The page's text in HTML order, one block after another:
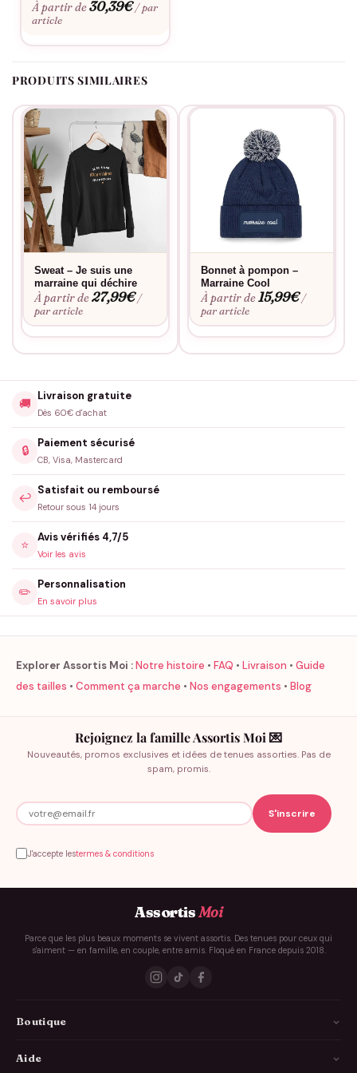
personnalisation
après lavage, pour que votre titre de « Marraine Cool » reste
À partir de30,39€ / par
article
PRODUITS SIMILAIRES
Sweat – Je suis une
marraine qui déchire
À partir de27,99€ /
par article
Bonnet à pompon –
Marraine Cool
À partir de15,99€ /
par article
🚚
Livraison gratuite
Dès 60€ d'achat
🔒
Paiement sécurisé
CB, Visa, Mastercard
↩️
Satisfait ou remboursé
Retour sous 14 jours
⭐
Avis vérifiés 4,7/5
Voir les avis
✏️
Personnalisation
En savoir plus
Explorer Assortis Moi :Notre histoire • FAQ • Livraison • Guide
des tailles • Comment ça marche • Nos engagements • Blog
Rejoignez la famille Assortis Moi 💌
Nouveautés, promos exclusives et idées de tenues assorties. Pas de
spam, promis.
J'accepte lestermes & conditions
AssortisMoi
Parce que les plus beaux moments se vivent assortis. Des tenues pour ceux qui
s'aiment — en famille, en couple, entre amis. Floqué en France depuis 2018.
Boutique
Aide